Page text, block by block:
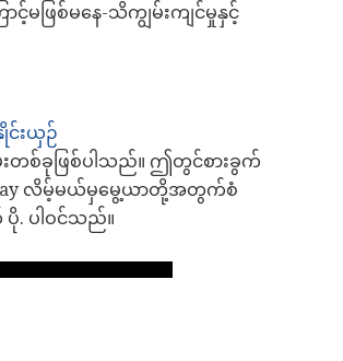
မဖြစ်မနေ-သိကျွမ်းကျင်မှုနှင့်
င်းယှဉ်
တစ်ခုဖြစ်ပါသည်။ ဤတွင်စားခွက်
လိမ့်မယ်မှမွေ့ယာတို့အတွက်စံ
. ပါဝင်သည်။